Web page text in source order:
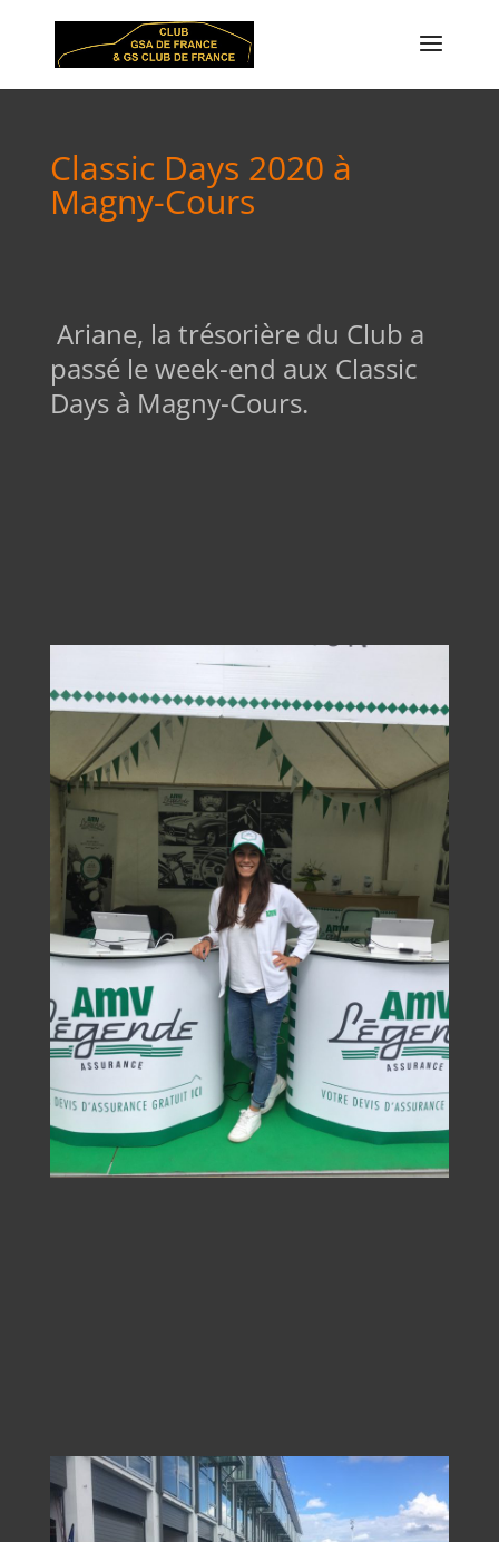
Classic Days 2020 à
Magny-Cours
Ariane, la trésorière du Club a
passé le week-end aux Classic
Days à Magny-Cours.